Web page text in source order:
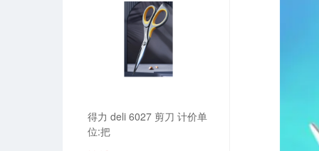
得力 deli 6027 剪刀 计价单
位:把